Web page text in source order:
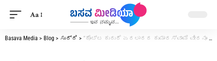
Aa
Basava Media > Blog > ಸುದ್ದಿ > “ಕೊಟ್ಟ ಕುದುರೆ ಏರಲಾರದ ಕುಮಾರಸ್ವಾಮಿ ವೀರನೂ ಅಲ್ಲ, ಶೂರನೂ ಅಲ್ಲ,”